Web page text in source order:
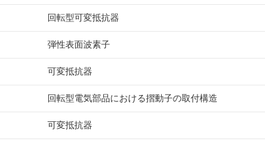
回転型可変抵抗器
弾性表面波素子
可変抵抗器
回転型電気部品における摺動子の取付構造
可変抵抗器